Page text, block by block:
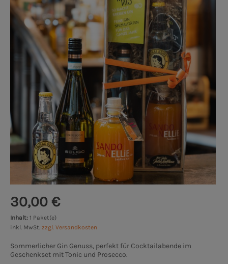
30,00 €
Inhalt: 1 Paket(e)
inkl. MwSt. zzgl. Versandkosten
Sommerlicher Gin Genuss, perfekt für Cocktailabende im
Geschenkset mit Tonic und Prosecco.